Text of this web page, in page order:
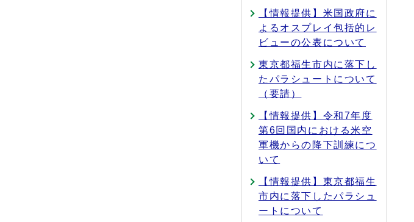
【情報提供】米国政府に
よるオスプレイ包括的レ
ビューの公表について
東京都福生市内に落下し
たパラシュートについて
（要請）
【情報提供】令和7年度
第6回国内における米空
軍機からの降下訓練につ
いて
【情報提供】東京都福生
市内に落下したパラシュ
ートについて